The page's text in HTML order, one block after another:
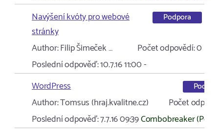
Navýšení kvóty pro webové
stránky
Podpora
Author:Filip Šimeček … Počet odpovědí:0
Poslední odpověď:10.7.16 11:00-
WordPress
Author:Tomsus (hraj.kvalitne.cz)
Počet
Poslední odpověď:7.7.16 09:39Combobreaker